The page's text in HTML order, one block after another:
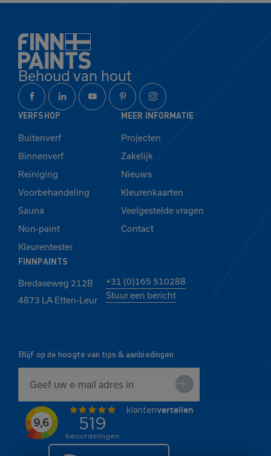
Behoud van hout
VERFSHOP
Buitenverf
Binnenverf
Reiniging
Voorbehandeling
Sauna
Non-paint
Kleurentester
MEER INFORMATIE
Projecten
Zakelijk
Nieuws
Kleurenkaarten
Veelgestelde vragen
Contact
FINNPAINTS
Bredaseweg 212B
4873 LA Etten-Leur
+31 (0)165 510288
Stuur een bericht
Blijf op de hoogte van tips & aanbiedingen